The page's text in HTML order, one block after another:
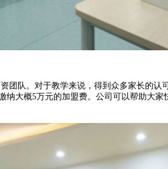
团队。对于教学来说，得到众多家长的
大概5万元的加盟费。公司可以帮助大